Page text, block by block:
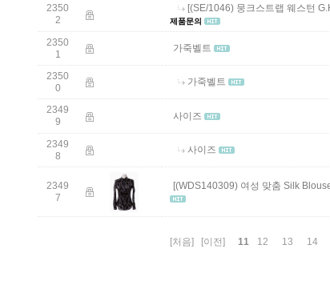
2350
2
[(SE/1046) 뭉크스트랩 웨스턴
제품문의
2350
1
가죽벨트
2350
0
가죽벨트
2349
9
사이즈
2349
8
사이즈
2349
7
[(WDS140309) 여성 맞춤 Silk
[처음] [이전] 11 12 13 14